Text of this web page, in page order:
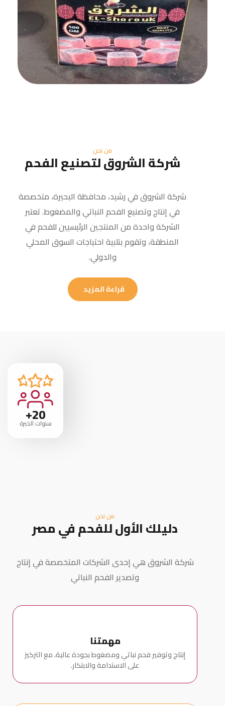
20+
سنوات الخبرة
من نحن
شركة الشروق لتصنيع الفحم
شركة الشروق في رشيد، محافظة البحيرة، متخصصة
في إنتاج وتصنيع الفحم النباتي والمضغوط. تعتبر
الشركة واحدة من المنتجين الرئيسيين للفحم في
المنطقة، وتقوم بتلبية احتياجات السوق المحلي
والدولي.
قراءة المزيد
من نحن
دليلك الأول للفحم في مصر
شركة الشروق هي إحدى الشركات المتخصصة في إنتاج
وتصدير الفحم النباتي
مهمتنا
إنتاج وتوفير فحم نباتي ومضغوط بجودة عالية، مع التركيز
على الاستدامة والابتكار.